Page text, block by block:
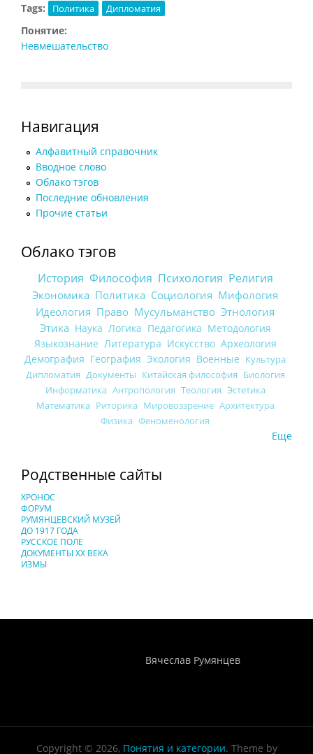
Tags: Политика Дипломатия
Понятие:
Невмешательство
Навигация
Алфавитный справочник
Вводное слово
Облако тэгов
Последние обновления
Прочие статьи
Облако тэгов
История Философия Психология Религия
Экономика Политика Социология Мифология
Идеология Право Мусульманство Этнология
Этика Наука Логика Педагогика Методология
Языкознание Литература Искусство Археология
Демография География Экология Военные Культура
Дипломатия Документы Китайская философия Биология
Информатика Антропология Теология Эстетика
Математика Риторика Мировоззрение Архитектура
Физика Феноменология
Еще
Родственные сайты
ХРОНОС
ФОРУМ
РУМЯНЦЕВСКИЙ МУЗЕЙ
ДО 1917 ГОДА
РУССКОЕ ПОЛЕ
ДОКУМЕНТЫ XX ВЕКА
ИЗМЫ
Вячеслав Румянцев
Copyright © 2026, Понятия и категории. Theme by